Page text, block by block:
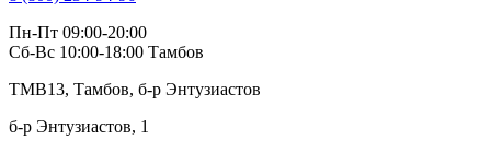
Пн-Пт 09:00-20:00
Сб-Вс 10:00-18:00 Тамбов
TMB13, Тамбов, б-р Энтузиастов
б-р Энтузиастов, 1